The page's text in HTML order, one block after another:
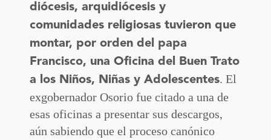
diócesis, arquidiócesis y
comunidades religiosas tuvieron que
montar, por orden del papa
Francisco, una Oficina del Buen Trato
a los Niños, Niñas y Adolescentes. El
exgobernador Osorio fue citado a una de
esas oficinas a presentar sus descargos,
aún sabiendo que el proceso canónico